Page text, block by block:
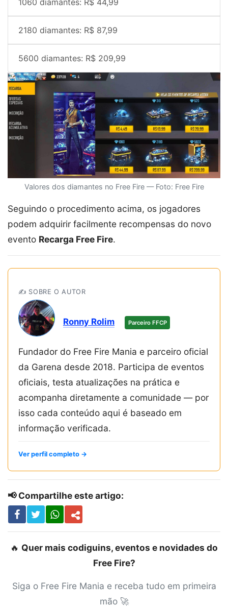
1060 diamantes: R$ 44,99
2180 diamantes: R$ 87,99
5600 diamantes: R$ 209,99
Valores dos diamantes no Free Fire — Foto: Free Fire
Seguindo o procedimento acima, os jogadores
podem adquirir facilmente recompensas do novo
evento Recarga Free Fire.
✍️ SOBRE O AUTOR
Ronny Rolim Parceiro FFCP
Fundador do Free Fire Mania e parceiro oficial
da Garena desde 2018. Participa de eventos
oficiais, testa atualizações na prática e
acompanha diretamente a comunidade — por
isso cada conteúdo aqui é baseado em
informação verificada.
Ver perfil completo →
📢 Compartilhe este artigo:
🔥 Quer mais codiguins, eventos e novidades do
Free Fire?
Siga o Free Fire Mania e receba tudo em primeira
mão 🚀